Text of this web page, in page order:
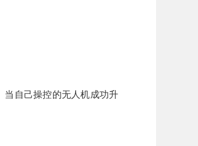
当自己操控的无人机成功升